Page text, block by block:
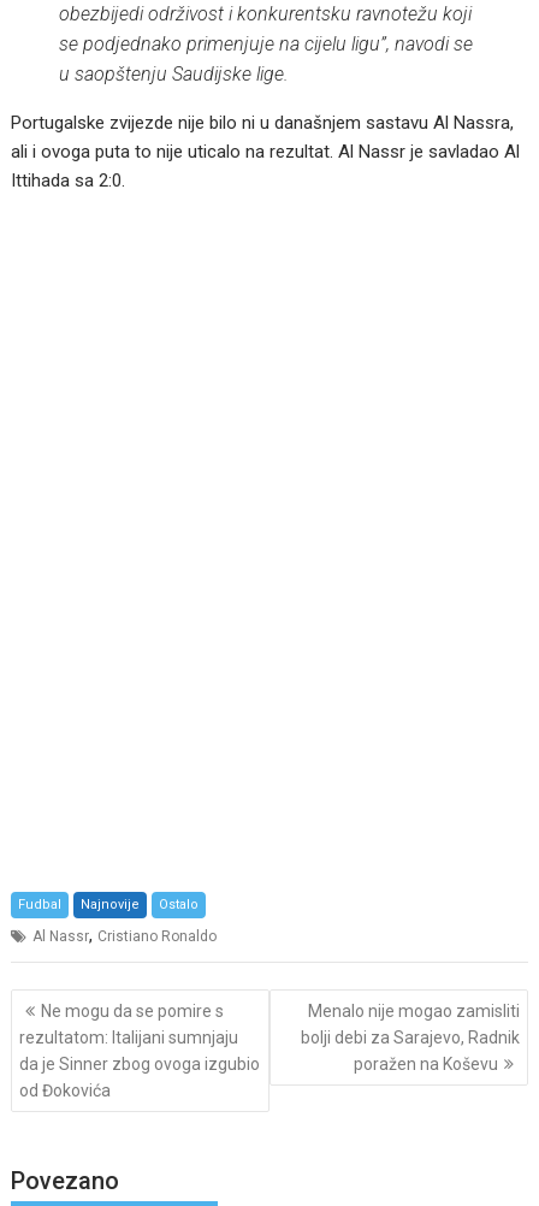
obezbijedi održivost i konkurentsku ravnotežu koji
se podjednako primenjuje na cijelu ligu”, navodi se
u saopštenju Saudijske lige.
Portugalske zvijezde nije bilo ni u današnjem sastavu Al Nassra,
ali i ovoga puta to nije uticalo na rezultat. Al Nassr je savladao Al
Ittihada sa 2:0.
Fudbal Najnovije Ostalo
Al Nassr, Cristiano Ronaldo
Post
navigation
Ne mogu da se pomire s
rezultatom: Italijani sumnjaju
da je Sinner zbog ovoga izgubio
od Đokovića
Menalo nije mogao zamisliti
bolji debi za Sarajevo, Radnik
poražen na Koševu
Povezano